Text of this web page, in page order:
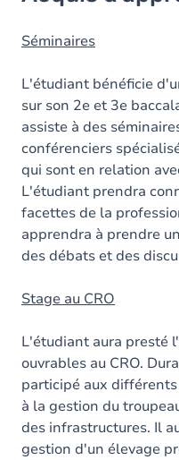
Objectifs
Contenu
Séminaires
L'étudiant bénéficie
sur son 2e et 3e
assiste à des
conférenciers
qui sont en relation
L'étudiant prendra
facettes de la
apprendra à prendre
des débats et des
Stage au CRO
L'étudiant aura presté
ouvrables au CRO.
participé aux
à la gestion du
des infrastructures. Il
gestion d'un élevage